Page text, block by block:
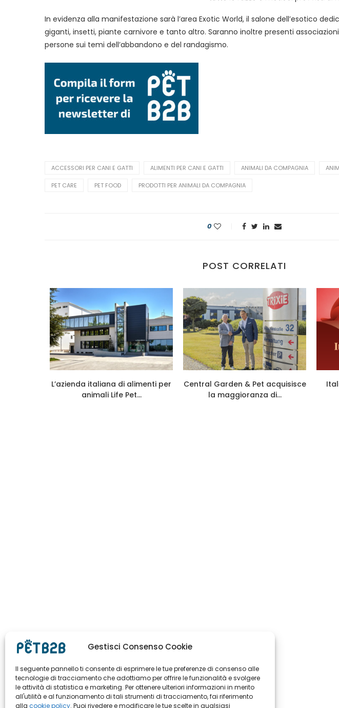
Gestisci Consenso Cookie
Il seguente pannello ti consente di esprimere le tue preferenze di consenso alle
tecnologie di tracciamento che adottiamo per offrire le funzionalità e svolgere
le attività di statistica e marketing. Per ottenere ulteriori informazioni in merito
all'utilità e al funzionamento di tali strumenti di tracciamento, fai riferimento
alla cookie policy. Puoi rivedere e modificare le tue scelte in qualsiasi
In evidenza alla manifestazione sarà l’area Exotic World, il salone dell’esotico
giganti, insetti, piante carnivore e tanto altro. Saranno inoltre presenti
persone sui temi dell’abbandono e del randagismo.
ACCESSORI PER CANI E GATTI ALIMENTI PER CANI E GATTI ANIMALI DA COMPAGNIA
PET CARE PET FOOD PRODOTTI PER ANIMALI DA COMPAGNIA
0
POST CORRELATI
L’azienda italiana di alimenti per
animali Life Pet...
Central Garden & Pet acquisisce
la maggioranza di...